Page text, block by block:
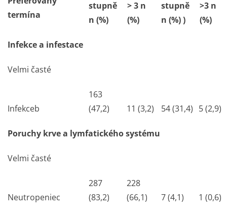
termína
stupně
n (%)
> 3 n
(%)
stupně
n (%) )
>3 n
(%)
Infekce a infestace
Velmi časté
Infekceb
163
(47,2)
11 (3,2) 54 (31,4) 5 (2,9)
Poruchy krve a lymfatického systému
Velmi časté
Neutropeniec
287
(83,2)
228
(66,1)
7 (4,1) 1 (0,6)